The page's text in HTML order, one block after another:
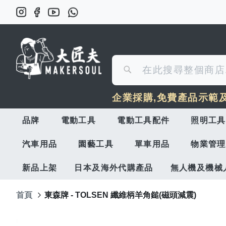
尋
搜
尋
企業採購,免費產品示範
品牌 電動工具 電動工具配件 照明工具
汽車用品 園藝工具 單車用品 物業管
新品上架 日本及海外代購產品 無人機及機械
首頁 東森牌 - TOLSEN 纖維柄羊角鎚(磁頭減震)